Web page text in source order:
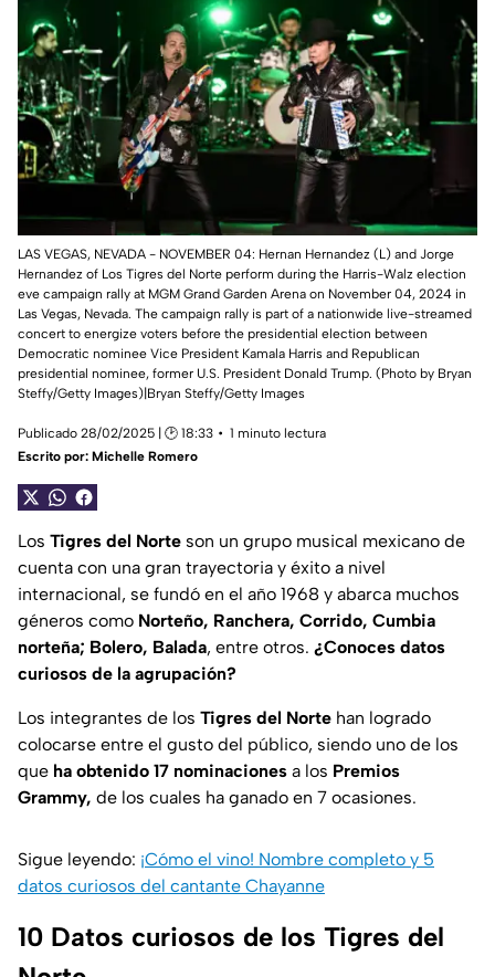
LAS VEGAS, NEVADA - NOVEMBER 04: Hernan Hernandez (L) and Jorge
Hernandez of Los Tigres del Norte perform during the Harris-Walz election
eve campaign rally at MGM Grand Garden Arena on November 04, 2024 in
Las Vegas, Nevada. The campaign rally is part of a nationwide live-streamed
concert to energize voters before the presidential election between
Democratic nominee Vice President Kamala Harris and Republican
presidential nominee, former U.S. President Donald Trump. (Photo by Bryan
Steffy/Getty Images)|Bryan Steffy/Getty Images
Publicado 28/02/2025 | 🕑 18:33
1 minuto lectura
Escrito por: Michelle Romero
Los Tigres del Norte son un grupo musical mexicano de
cuenta con una gran trayectoria y éxito a nivel
internacional, se fundó en el año 1968 y abarca muchos
géneros como Norteño, Ranchera, Corrido, Cumbia
norteña; Bolero, Balada, entre otros. ¿Conoces datos
curiosos de la agrupación?
Los integrantes de los Tigres del Norte han logrado
colocarse entre el gusto del público, siendo uno de los
que ha obtenido 17 nominaciones a los Premios
Grammy, de los cuales ha ganado en 7 ocasiones.
Sigue leyendo: ¡Cómo el vino! Nombre completo y 5
datos curiosos del cantante Chayanne
10 Datos curiosos de los Tigres del